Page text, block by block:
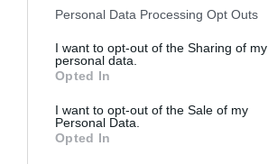
Personal Data Processing Opt Outs
I want to opt-out of the Sharing of my
personal data.
Opted In
I want to opt-out of the Sale of my
Personal Data.
Opted In
*